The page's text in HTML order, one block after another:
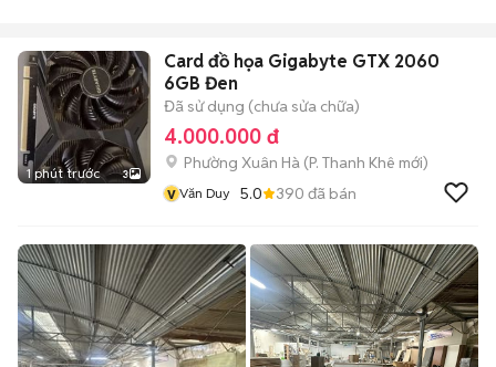
1 phút trước 3
Card đồ họa Gigabyte GTX 2060
6GB Đen
Đã sử dụng (chưa sửa chữa)
4.000.000 đ
Phường Xuân Hà (P. Thanh Khê mới)
v Văn Duy 5.0 390 đã bán